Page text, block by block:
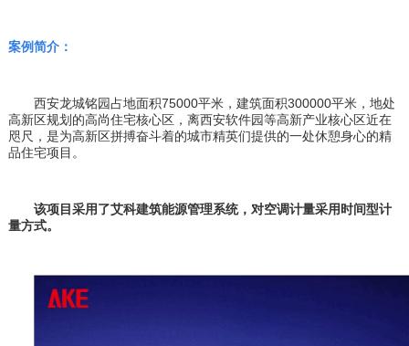
案例简介：
西安龙城铭园占地面积75000平米，建筑面积300000平米，地处
高新区规划的高尚住宅核心区，离西安软件园等高新产业核心区近在
咫尺，是为高新区拼搏奋斗着的城市精英们提供的一处休憩身心的精
品住宅项目。
该项目采用了艾科建筑能源管理系统，对空调计量采用时间型计
量方式。